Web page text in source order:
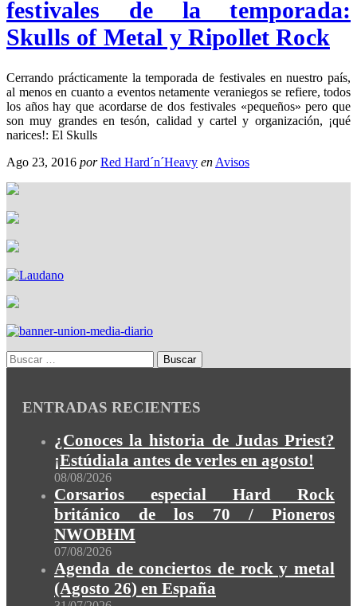
festivales de la temporada:
Skulls of Metal y Ripollet Rock
Cerrando prácticamente la temporada de festivales en nuestro país,
al menos en cuanto a eventos netamente veraniegos se refiere, todos
los años hay que acordarse de dos festivales «pequeños» pero que
son muy grandes en tesón, calidad y cartel y organización, ¡qué
narices!: El Skulls
Ago 23, 2016 por Red Hard´n´Heavy en Avisos
ENTRADAS RECIENTES
¿Conoces la historia de Judas Priest?
¡Estúdiala antes de verles en agosto!
08/08/2026
Corsarios especial Hard Rock
británico de los 70 / Pioneros
NWOBHM
07/08/2026
Agenda de conciertos de rock y metal
(Agosto 26) en España